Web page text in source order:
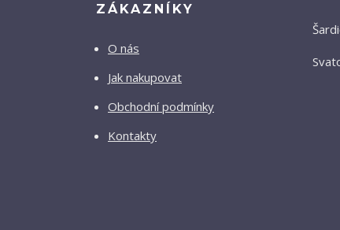
ZÁKAZNÍKY
O nás
Jak nakupovat
Obchodní podmínky
Kontakty